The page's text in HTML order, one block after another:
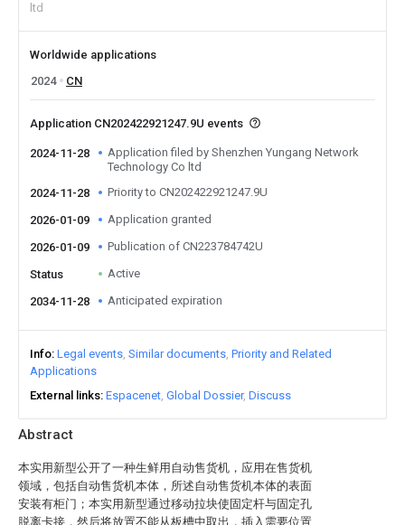
Abstract
本实用新型公开了一种生鲜用自动售货机，应用在售货机
领域，包括自动售货机本体，所述自动售货机本体的表面
安装有柜门；本实用新型通过移动拉块使固定杆与固定孔
脱离卡接，然后将放置不能从板槽中取出，插入需要位置
ltd
Worldwide applications
2024
CN
Application CN202422921247.9U events
2024-11-28
Application filed by Shenzhen Yungang Network
Technology Co ltd
2024-11-28
Priority to CN202422921247.9U
2026-01-09 Application granted
2026-01-09 Publication of CN223784742U
Status Active
2034-11-28 Anticipated expiration
Info Legal events Similar documents Priority and Related
Applications
External links Espacenet Global Dossier Discuss